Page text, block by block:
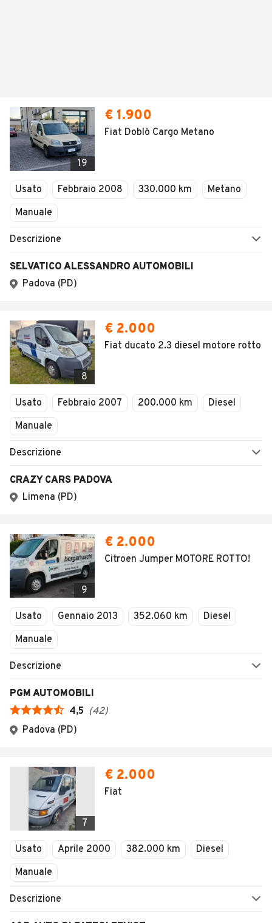
19
€ 1.900
Fiat Doblò Cargo Metano
Usato Febbraio 2008 330.000 km
Metano
Manuale
Descrizione
SELVATICO ALESSANDRO AUTOMOBILI
Padova (PD)
8
€ 2.000
Fiat ducato 2.3 diesel motore rotto
Usato Febbraio 2007 200.000 km
Diesel
Manuale
Descrizione
CRAZY CARS PADOVA
Limena (PD)
9
€ 2.000
Citroen Jumper MOTORE ROTTO!
Usato Gennaio 2013 352.060 km
Diesel
Manuale
Descrizione
PGM AUTOMOBILI
4,5 (42)
Padova (PD)
7
€ 2.000
Fiat
Usato Aprile 2000 382.000 km
Diesel
Manuale
Descrizione